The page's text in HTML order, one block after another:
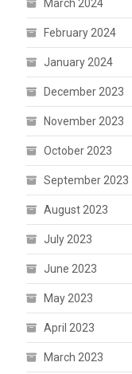
March 2024
February 2024
January 2024
December 2023
November 2023
October 2023
September 2023
August 2023
July 2023
June 2023
May 2023
April 2023
March 2023